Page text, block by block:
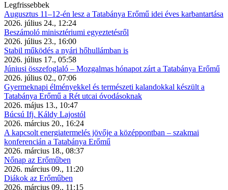
Legfrissebbek
Augusztus 11–12-én lesz a Tatabánya Erőmű idei éves karbantartása
2026. július 24., 12:24
Beszámoló minisztériumi egyeztetésről
2026. július 23., 16:00
Stabil működés a nyári hőhullámban is
2026. július 17., 05:58
Júniusi összefoglaló – Mozgalmas hónapot zárt a Tatabánya Erőmű
2026. július 02., 07:06
Gyermeknapi élményekkel és természeti kalandokkal készült a
Tatabánya Erőmű a Rét utcai óvodásoknak
2026. május 13., 10:47
Búcsú Ifj. Káldy Lajostól
2026. március 20., 16:24
A kapcsolt energiatermelés jövője a középpontban – szakmai
konferencián a Tatabánya Erőmű
2026. március 18., 08:37
Nőnap az Erőműben
2026. március 09., 11:20
Diákok az Erőműben
2026. március 09., 11:15